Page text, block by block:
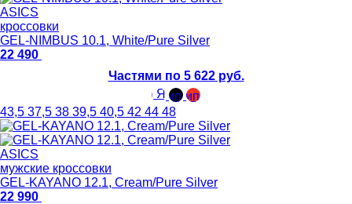
ASICS
кроссовки
GEL-NIMBUS 10.1, White/Pure Silver
22 490
Частями по 5 622 руб.
43,5 37,5 38 39,5 40,5 42 44 48
ASICS
мужские кроссовки
GEL-KAYANO 12.1, Cream/Pure Silver
22 990